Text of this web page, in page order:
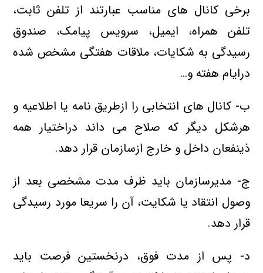
برخی کانال های مناسب عبارتند از تلفن ثابت،
تلفن همراه، ایمیل، سرویس پیامک، صندوق
رسیدگی به شکایات، ملاقات هفتگی مشخص شده
درایام هفته و…
ب- کانال های انتخابی را ازطریق نامه یا اطلاعیه و
هرشکل دیگر که صلاح می داند دراختیار همه
ذینفعان داخل و خارج ازسازمان قرار دهد.
ج- مدیرسازمان بايد ظرف مدت مشخصی بعد از
وصول انتقاد یا شکایت، آن را سريعا مورد رسيدگي
قرار دهد.
د- پس از مدت فوق، درنخستین فرصت باید